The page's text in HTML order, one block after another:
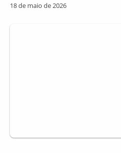
18 de maio de 2026